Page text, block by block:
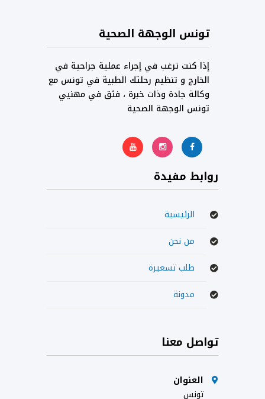
تونس الوجهة الصحية
إذا كنت ترغب في إجراء عملية جراحية في
الخارج و تنظيم رحلتك الطبية في تونس مع
وكالة جادة وذات خبرة ، فثق في مهنيي
تونس الوجهة الصحية
روابط مفيدة
الرئيسية
من نحن
طلب تسعيرة
مدونة
تواصل معنا
العنوان
تونس